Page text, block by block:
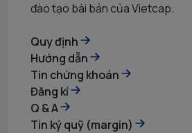
đào tạo bài bản của Vietcap.
Quy định
Hướng dẫn
Tin chứng khoán
Đăng kí
Q & A
Tin ký quỹ (margin)